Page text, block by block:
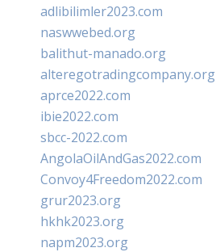
adlibilimler2023.com
naswwebed.org
balithut-manado.org
alteregotradingcompany.org
aprce2022.com
ibie2022.com
sbcc-2022.com
AngolaOilAndGas2022.com
Convoy4Freedom2022.com
grur2023.org
hkhk2023.org
napm2023.org